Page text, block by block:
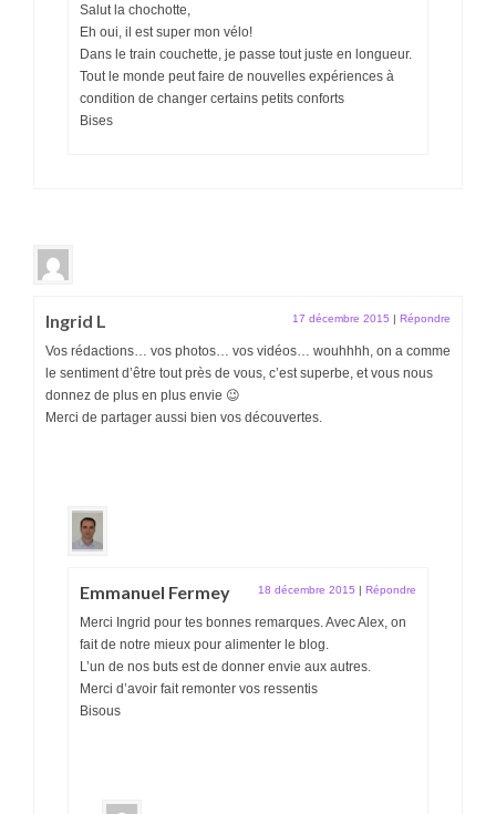
Salut la chochotte,
Eh oui, il est super mon vélo!
Dans le train couchette, je passe tout juste en longueur.
Tout le monde peut faire de nouvelles expériences à
condition de changer certains petits conforts
Bises
Ingrid L 17 décembre 2015 | Répondre
Vos rédactions… vos photos… vos vidéos… wouhhhh, on a comme
le sentiment d’être tout près de vous, c’est superbe, et vous nous
donnez de plus en plus envie 😉
Merci de partager aussi bien vos découvertes.
Emmanuel Fermey 18 décembre 2015 | Répondre
Merci Ingrid pour tes bonnes remarques. Avec Alex, on
fait de notre mieux pour alimenter le blog.
L’un de nos buts est de donner envie aux autres.
Merci d’avoir fait remonter vos ressentis
Bisous